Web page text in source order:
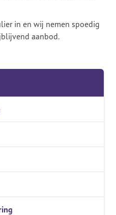
in en wij nemen spoedig
aanbod.